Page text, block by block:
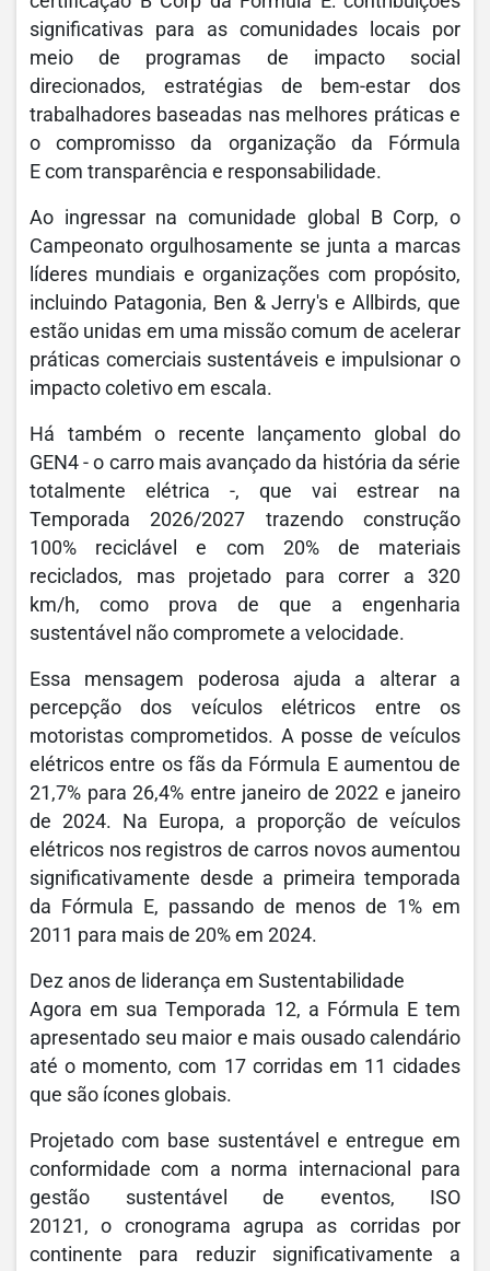
significativas para as comunidades locais por
meio de programas de impacto social
direcionados, estratégias de bem-estar dos
trabalhadores baseadas nas melhores práticas e
o compromisso da organização da Fórmula
E com transparência e responsabilidade.
Ao ingressar na comunidade global B Corp, o
Campeonato orgulhosamente se junta a marcas
líderes mundiais e organizações com propósito,
incluindo Patagonia, Ben & Jerry's e Allbirds, que
estão unidas em uma missão comum de acelerar
práticas comerciais sustentáveis e impulsionar o
impacto coletivo em escala.
Há também o recente lançamento global do
GEN4 - o carro mais avançado da história da série
totalmente elétrica -, que vai estrear na
Temporada 2026/2027 trazendo construção
100% reciclável e com 20% de materiais
reciclados, mas projetado para correr a 320
km/h, como prova de que a engenharia
sustentável não compromete a velocidade.
Essa mensagem poderosa ajuda a alterar a
percepção dos veículos elétricos entre os
motoristas comprometidos. A posse de veículos
elétricos entre os fãs da Fórmula E aumentou de
21,7% para 26,4% entre janeiro de 2022 e janeiro
de 2024. Na Europa, a proporção de veículos
elétricos nos registros de carros novos aumentou
significativamente desde a primeira temporada
da Fórmula E, passando de menos de 1% em
2011 para mais de 20% em 2024.
Dez anos de liderança em Sustentabilidade
Agora em sua Temporada 12, a Fórmula E tem
apresentado seu maior e mais ousado calendário
até o momento, com 17 corridas em 11 cidades
que são ícones globais.
Projetado com base sustentável e entregue em
conformidade com a norma internacional para
gestão sustentável de eventos, ISO
20121, o cronograma agrupa as corridas por
continente para reduzir significativamente a